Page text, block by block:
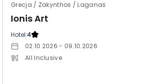
Grecja / Zakynthos / Laganas
Ionis Art
Hotel:4
02.10.2026 - 09.10.2026
All Inclusive